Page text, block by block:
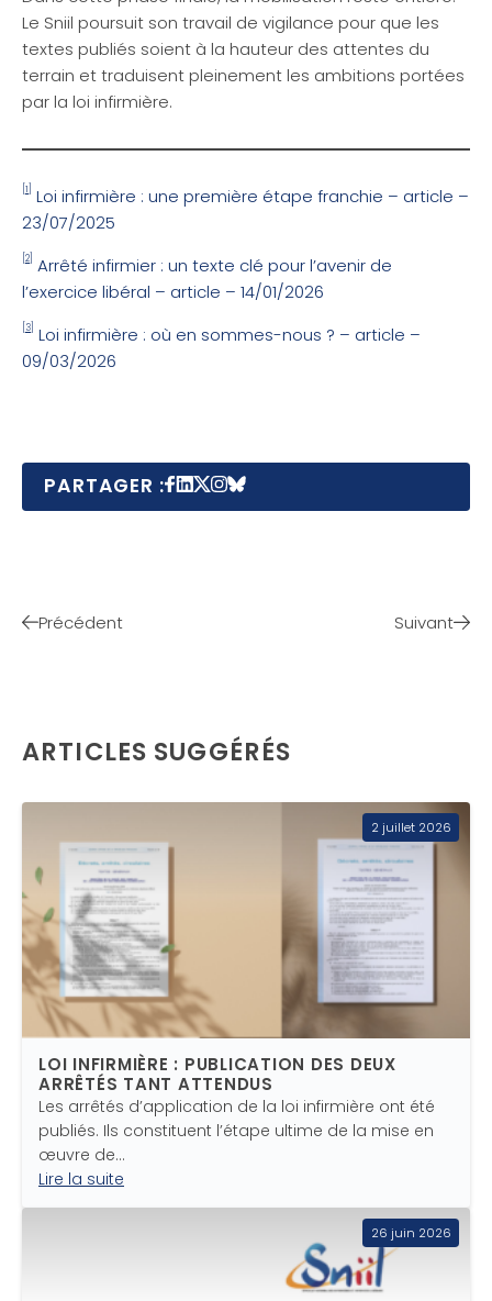
Le Sniil poursuit son travail de vigilance pour que les
textes publiés soient à la hauteur des attentes du
terrain et traduisent pleinement les ambitions portées
par la loi infirmière.
[1]
Loi infirmière : une première étape franchie – article –
23/07/2025
[2] Arrêté infirmier : un texte clé pour l’avenir de
l’exercice libéral – article – 14/01/2026
[3] Loi infirmière : où en sommes-nous ? – article –
09/03/2026
PARTAGER :
Précédent Suivant
ARTICLES SUGGÉRÉS
2 juillet 2026
LOI INFIRMIÈRE : PUBLICATION DES DEUX
ARRÊTÉS TANT ATTENDUS
Les arrêtés d’application de la loi infirmière ont été
publiés. Ils constituent l’étape ultime de la mise en
œuvre de…
Lire la suite
26 juin 2026